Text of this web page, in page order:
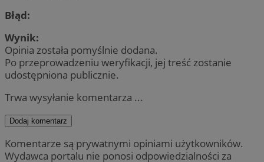
Błąd:
Wynik:
Opinia została pomyślnie dodana.
Po przeprowadzeniu weryfikacji, jej treść zostanie
udostępniona publicznie.
Trwa wysyłanie komentarza ...
Dodaj komentarz
Komentarze są prywatnymi opiniami użytkowników.
Wydawca portalu nie ponosi odpowiedzialności za